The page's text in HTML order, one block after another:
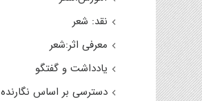
نقد: شعر
معرفی اثر:شعر
یادداشت و گفتگو
دسترسی بر اساس نگارنده